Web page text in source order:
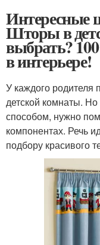
Интересные
Шторы в
выбрать?
в интерьере!
У каждого родителя
детской комнаты.
способом, нужно
компонентах. Речь
подбору красивого